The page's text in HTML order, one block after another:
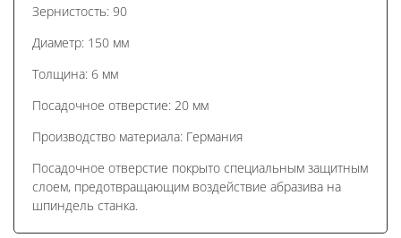
Зернистость: 90
Диаметр: 150 мм
Толщина: 6 мм
Посадочное отверстие: 20 мм
Производство материала: Германия
Посадочное отверстие покрыто специальным защитным
слоем, предотвращающим воздействие абразива на
шпиндель станка.